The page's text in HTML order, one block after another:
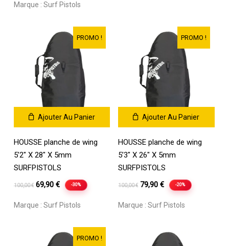
initial
109,00 €.
actuel
89,95 €.
Marque : Surf Pistols
PROMO !
Ajouter Au Panier
HOUSSE planche de wing
5’2″ X 28″ X 5mm
SURFPISTOLS
100,00€ Le
initial
100,00 €.
69,90 €Le
prix
actuel
69,90 €.
-30%
Marque : Surf Pistols
PROMO !
Ajouter Au Panier
HOUSSE planche de wing
5’3″ X 26″ X 5mm
SURFPISTOLS
100,00€ Le
initial
100,00 €.
79,90€Le
prix
actuel
79,90 €.
-20%
Marque :Surf Pistols
PROMO !